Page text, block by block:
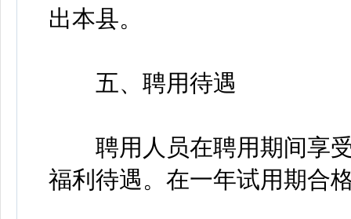
出本县。
五、聘用待遇
聘用人员在聘用期间享受
福利待遇。在一年试用期合